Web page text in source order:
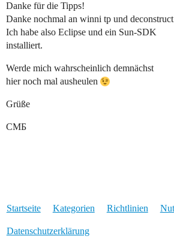
Danke für die Tipps!
Danke nochmal an winni tp und
Ich habe also Eclipse und ein Sun-SDK
installiert.
Werde mich wahrscheinlich demnächst
hier noch mal ausheulen
Grüße
CMБ
Startseite Kategorien Richtlinien
Datenschutzerklärung